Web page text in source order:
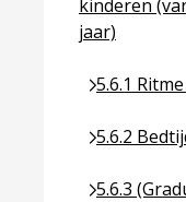
kinderen
jaar)
5.6.1
Ga naar
5.6.2
Ga naar
5.6.3
Ga naar